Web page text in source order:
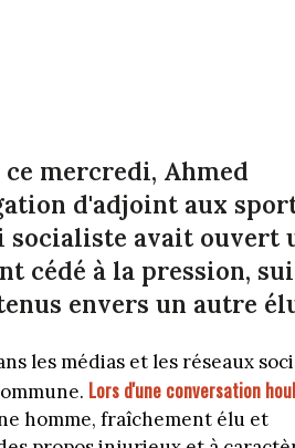
mercredi, Ahmed
d'adjoint aux
socialiste avait ouvert
cédé à la pression,
envers un autre
les médias et les réseaux
Lors d'une conversation
homme, fraîchement élu et